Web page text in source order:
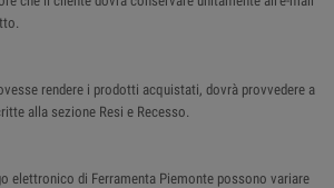
rendere i prodotti acquistati, dovrà provvedere a
alla sezione Resi e Recesso.
elettronico di Ferramenta Piemonte possono variare